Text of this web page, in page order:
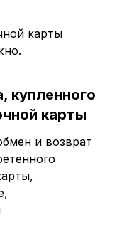
карты
купленного
карты
и возврат